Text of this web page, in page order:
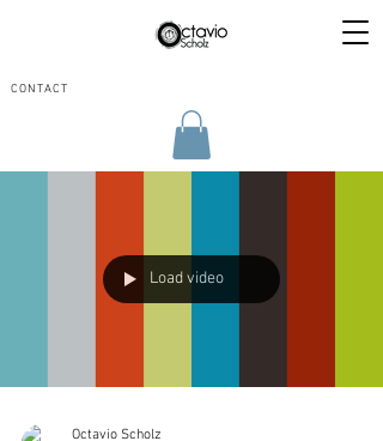
CONTACT
Load video
Octavio Scholz